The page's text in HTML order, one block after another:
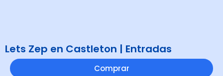
Lets Zep en Castleton | Entradas
Comprar